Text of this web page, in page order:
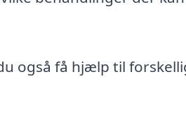
også få hjælp til